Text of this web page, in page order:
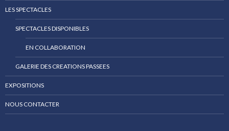
LES SPECTACLES
SPECTACLES DISPONIBLES
EN COLLABORATION
GALERIE DES CREATIONS PASSEES
EXPOSITIONS
NOUS CONTACTER